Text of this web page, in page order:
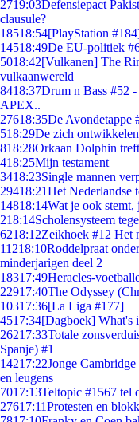
2719:03Defensiepact
clausule?
18518:54[PlayStation
14518:49De EU-politiek
5018:42[Vulkanen] The
vulkaanwereld
8418:37Drum n Bass
APEX..
27618:35De Avondetappe
518:29De zich
818:28Orkaan Dolphin
418:25Mijn testament
3418:23Single mannen
29418:21Het Nederlandse
14818:14Wat je ook
218:14Scholensysteem
6218:12Zeikhoek #12 Het
11218:10Roddelpraat
minderjarigen deel 2
18317:49Heracles-
22917:40The Odyssey
10317:36[La Liga #177]
4517:34[Dagboek] What's
26217:33Totale
Spanje) #1
14217:22Jonge
en leugens
7017:13Teltopic #1567 tel
27617:11Protesten en